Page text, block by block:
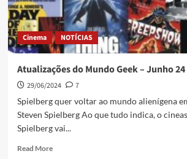
Cinema NOTÍCIAS
Atualizações do Mundo Geek – Junho 24
29/06/2024
7
Spielberg quer voltar ao mundo alienígena
Steven Spielberg Ao que tudo indica, o
Spielberg vai...
Read More